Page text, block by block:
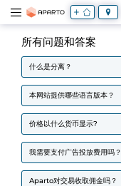
所有问题和答案
什么是分离？
本网站提供哪些语言版本？
价格以什么货币显示?
我需要支付广告投放费用吗？
Aparto对交易收取佣金吗？